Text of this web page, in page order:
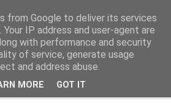
knjižničarje - info@biblioblog.si
from Google to deliver its services
IP address and user-agent are
with performance and security
of service, generate usage
and address abuse.
MORE GOT IT